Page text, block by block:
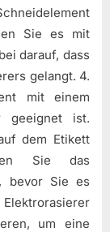
Sie es mit
darauf, dass
gelangt. 4.
mit einem
geeignet ist.
dem Etikett
Sie das
bevor Sie es
um eine